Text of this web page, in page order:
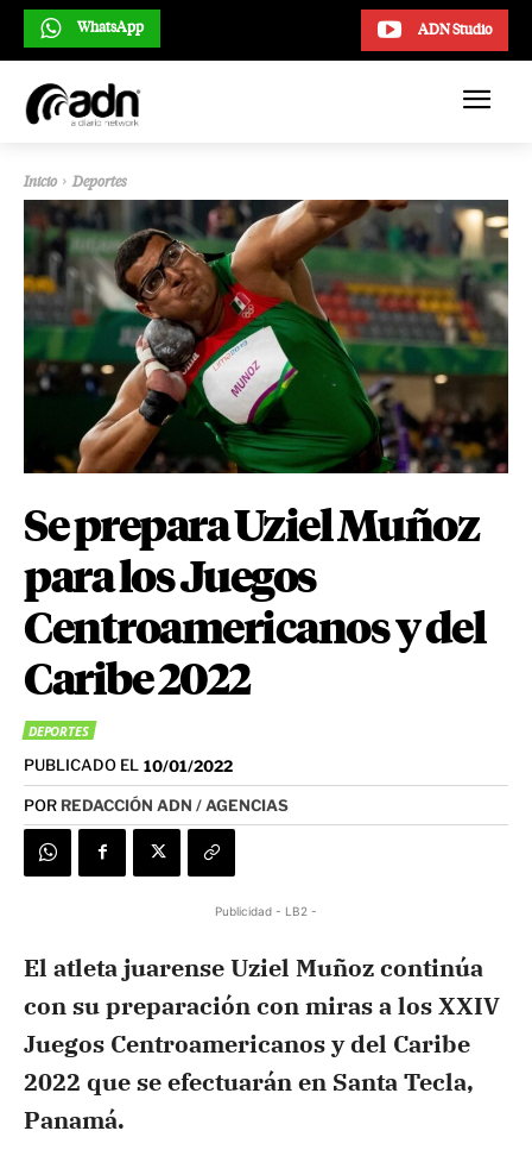
ADN Studio
WhatsApp
Inicio Deportes
Se prepara Uziel Muñoz
para los Juegos
Centroamericanos y del
Caribe 2022
DEPORTES
PUBLICADO EL 10/01/2022
POR REDACCIÓN ADN / AGENCIAS
Publicidad - LB2 -
El atleta juarense Uziel Muñoz continúa
con su preparación con miras a los XXIV
Juegos Centroamericanos y del Caribe
2022 que se efectuarán en Santa Tecla,
Panamá.